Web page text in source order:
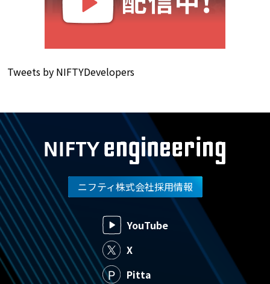
Tweets by NIFTYDevelopers
ニフティ株式会社採用情報
YouTube
X
Pitta